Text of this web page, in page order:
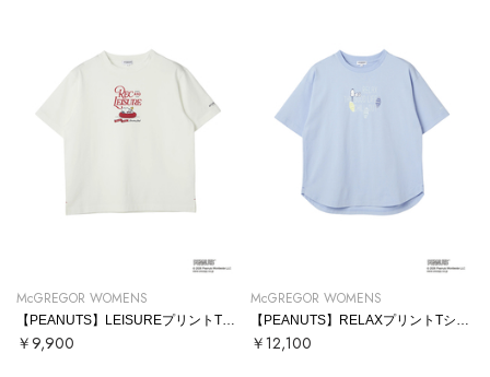
McGREGOR WOMENS
￥9,900
McGREGOR WOMENS
￥12,100